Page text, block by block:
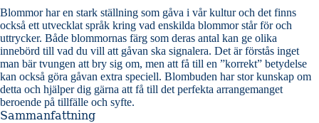
Blommor har en stark ställning som gåva i vår kultur och det finns
också ett utvecklat språk kring vad enskilda blommor står för och
uttrycker. Både blommornas färg som deras antal kan ge olika
innebörd till vad du vill att gåvan ska signalera. Det är förstås inget
man bär tvungen att bry sig om, men att få till en ”korrekt” betydelse
kan också göra gåvan extra speciell. Blombuden har stor kunskap om
detta och hjälper dig gärna att få till det perfekta arrangemanget
beroende på tillfälle och syfte.
Sammanfattning